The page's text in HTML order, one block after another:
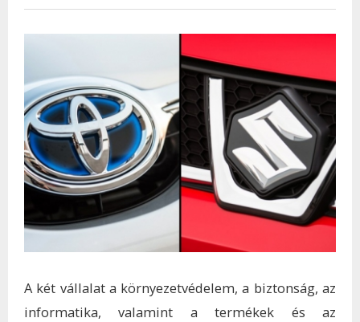
A két vállalat a környezetvédelem, a biztonság, az
informatika, valamint a termékek és az